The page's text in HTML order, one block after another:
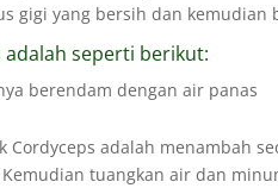
gigi yang bersih dan kemudian
adalah seperti berikut:
berendam dengan air panas
Cordyceps adalah menambah
tuangkan air dan